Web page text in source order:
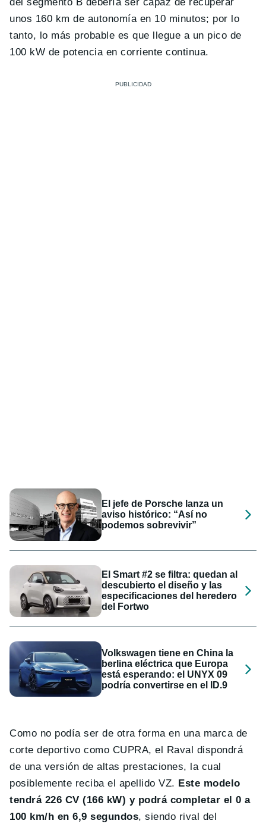
unos 160 km de autonomía en 10 minutos; por lo
tanto, lo más probable es que llegue a un pico de
100 kW de potencia en corriente continua.
El jefe de Porsche lanza un
aviso histórico: “Así no
podemos sobrevivir”
El Smart #2 se filtra: quedan al
descubierto el diseño y las
especificaciones del heredero
del Fortwo
Volkswagen tiene en China la
berlina eléctrica que Europa
está esperando: el UNYX 09
podría convertirse en el ID.9
Como no podía ser de otra forma en una marca de
corte deportivo como CUPRA, el Raval dispondrá
de una versión de altas prestaciones, la cual
posiblemente reciba el apellido VZ. Este modelo
tendrá 226 CV (166 kW) y podrá completar el 0 a
100 km/h en 6,9 segundos, siendo rival del